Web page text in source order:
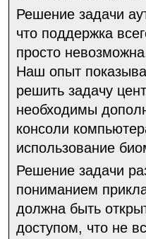
Решение задачи
что поддержка
просто
Наш опыт
решить задачу
необходимы
консоли
использование
Решение задачи
пониманием
должна быть
доступом, что не